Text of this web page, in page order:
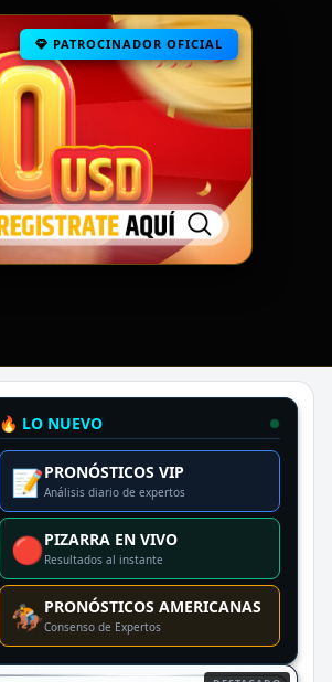
PATROCINADOR OFICIAL
🔥 LO NUEVO
📝PRONÓSTICOS VIP
Análisis diario de expertos
🔴PIZARRA EN VIVO
Resultados al instante
🏇PRONÓSTICOS AMERICANAS
Consenso de Expertos